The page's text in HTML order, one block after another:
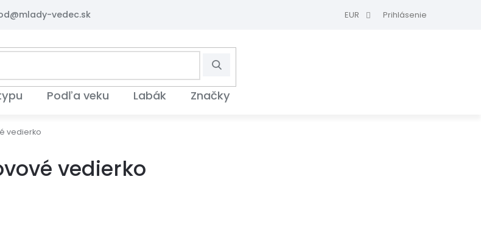
vedec.sk EUR Prihlásenie
Hľadať
Podľa veku Labák Značky
vedierko
vedierko